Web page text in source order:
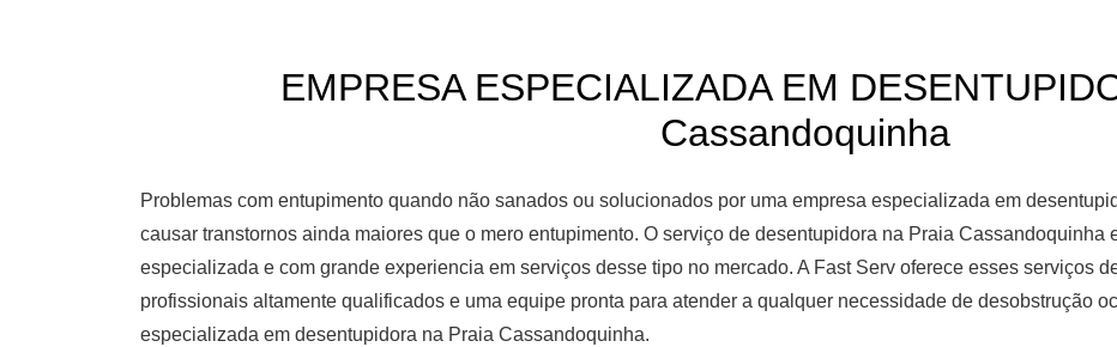
EMPRESA ESPECIALIZADA EM
Cassandoquinha
Problemas com entupimento quando não sanados ou solucionados por uma empresa especializada em
causar transtornos ainda maiores que o mero entupimento. O serviço de desentupidora na Praia Cassandoquinha
especializada e com grande experiencia em serviços desse tipo no mercado. A Fast Serv oferece esses serviços
profissionais altamente qualificados e uma equipe pronta para atender a qualquer necessidade de desobstrução
especializada em desentupidora na Praia Cassandoquinha.